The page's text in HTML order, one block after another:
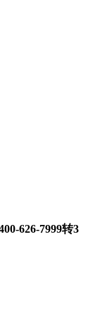
626-7999转3